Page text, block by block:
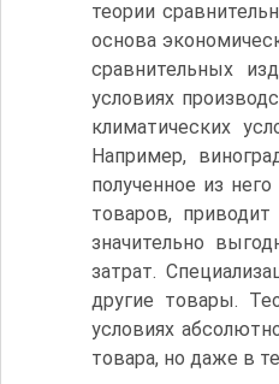
теории
основа
сравнительных
условиях
климатических
Например,
полученное из
товаров,
значительно
затрат.
другие товары.
условиях
товара, но даже в